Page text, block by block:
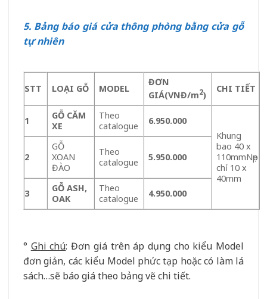
5. Bảng báo giá cửa thông phòng bằng cửa gỗ
tự nhiên
STT LOẠI GỖ MODEL
ĐƠN
GIÁ(VNĐ/m2)
CHI TIẾT
1
GỖ CĂM
XE
Theo
catalogue
6.950.000
Khung
bao 40 x
110mmNẹp
chỉ 10 x
40mm
2
GỖ
XOAN
ĐÀO
Theo
catalogue
5.950.000
3
GỖ ASH,
OAK
Theo
catalogue
4.950.000
° Ghi chú: Đơn giá trên áp dụng cho kiểu Model
đơn giản, các kiểu Model phức tạp hoặc có làm lá
sách…sẽ báo giá theo bảng vẽ chi tiết.